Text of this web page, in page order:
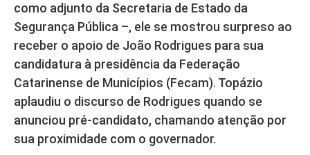
como adjunto da Secretaria de Estado da
Segurança Pública –, ele se mostrou surpreso ao
receber o apoio de João Rodrigues para sua
candidatura à presidência da Federação
Catarinense de Municípios (Fecam). Topázio
aplaudiu o discurso de Rodrigues quando se
anunciou pré-candidato, chamando atenção por
sua proximidade com o governador.